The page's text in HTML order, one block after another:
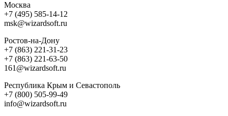
Москва
+7 (495) 585-14-12
msk@wizardsoft.ru
Ростов-на-Дону
+7 (863) 221-31-23
+7 (863) 221-63-50
161@wizardsoft.ru
Республика Крым и Севастополь
+7 (800) 505-99-49
info@wizardsoft.ru